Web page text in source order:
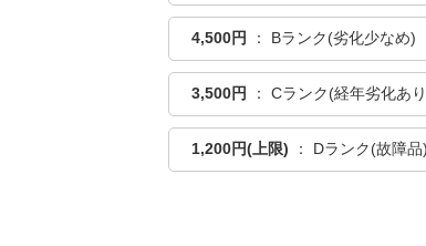
4,500円 ： Bランク(劣化少なめ)
3,500円 ： Cランク(経年劣化あ
1,200円(上限) ： Dランク(故障品)